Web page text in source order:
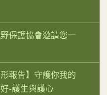
野保護協會邀請您一
形報告】守護你我的
-護生與護心